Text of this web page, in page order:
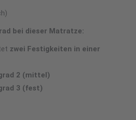
bei dieser Matratze:
zwei Festigkeiten in einer
2 (mittel)
3 (fest)